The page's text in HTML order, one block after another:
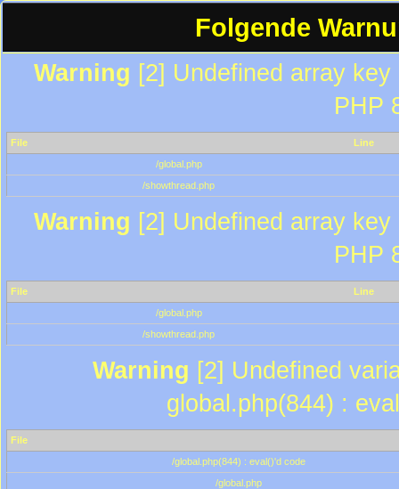
Folgende
Warning [2] Undefined array
PHP
File
Line
/global.php
/showthread.php
Warning [2] Undefined array
PHP
File
Line
/global.php
/showthread.php
Warning [2] Undefined
global.php(844) :
File
/global.php(844) : eval()'d code
/global.php